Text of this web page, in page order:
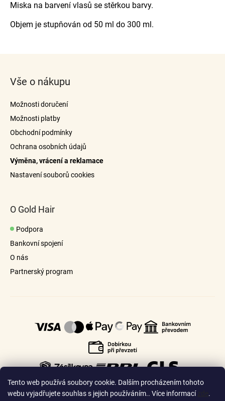
Tento web používá soubory cookie. Dalším procházením tohoto
webu vyjadřujete souhlas s jejich používáním.. Více informací
.
Miska na barvení vlasů se stěrkou barvy.
Objem je stupňován od 50 ml do 300 ml.
Vše o nákupu
Možnosti doručení
Možnosti platby
Obchodní podmínky
Ochrana osobních údajů
Výměna, vrácení a reklamace
Nastavení souborů cookies
O Gold Hair
Podpora
Bankovní spojení
O nás
Partnerský program